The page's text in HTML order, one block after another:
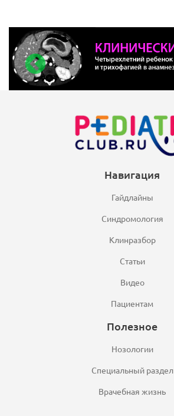
Навигация
Гайдлайны
Синдромология
Клинразбор
Статьи
Видео
Пациентам
Полезное
Нозологии
Специальный раздел
Врачебная жизнь